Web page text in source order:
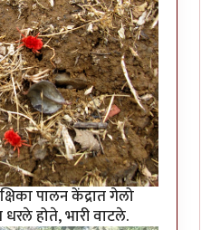
पालन केंद्रात गेलो
होते, भारी वाटले.